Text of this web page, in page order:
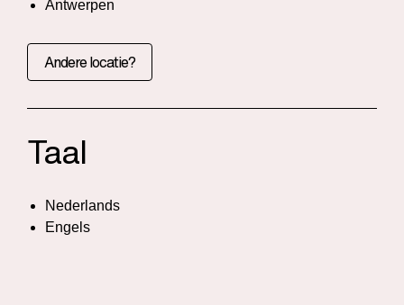
Antwerpen
Andere locatie?
Taal
Nederlands
Engels